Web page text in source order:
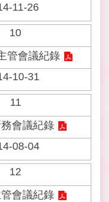
11-26
10
管會議紀錄
10-31
11
會議紀錄
08-04
12
會議紀錄